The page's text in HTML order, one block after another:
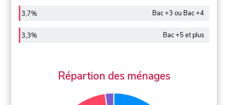
3,7% Bac +3 ou Bac +4
3,3% Bac +5 et plus
Répartion des ménages